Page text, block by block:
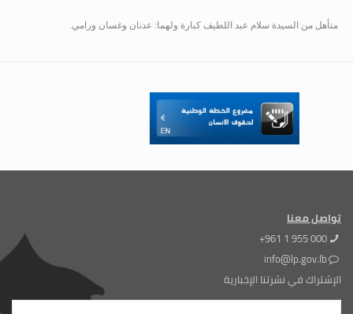
متأهل من السيدة سلام عبد اللطيف كبارة ولهما: عدنان وغسان ورامي.
تواصل معنا
+961 1 955 000
info@lp.gov.lb
الإشتراك في نشرتنا الإخبارية